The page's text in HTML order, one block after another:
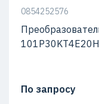
0854252576
По запросу